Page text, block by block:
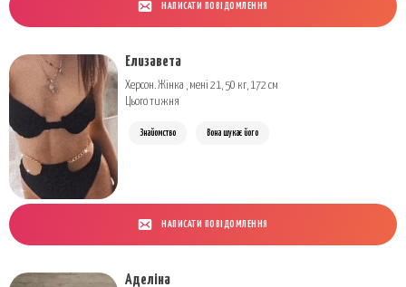
НАПИСАТИ ПОВІДОМЛЕННЯ
Елизавета
Херсон. Жінка , мені 21, 50 кг, 172 см
Цього тижня
Знайомство Вона шукає його
НАПИСАТИ ПОВІДОМЛЕННЯ
Аделіна